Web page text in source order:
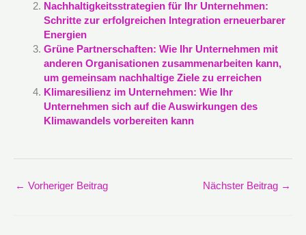
Nachhaltigkeitsstrategien für Ihr Unternehmen:
Schritte zur erfolgreichen Integration erneuerbarer
Energien
Grüne Partnerschaften: Wie Ihr Unternehmen mit
anderen Organisationen zusammenarbeiten kann,
um gemeinsam nachhaltige Ziele zu erreichen
Klimaresilienz im Unternehmen: Wie Ihr
Unternehmen sich auf die Auswirkungen des
Klimawandels vorbereiten kann
← Vorheriger Beitrag Nächster Beitrag →